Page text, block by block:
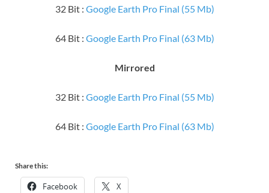
32 Bit : Google Earth Pro Final (55 Mb)
64 Bit : Google Earth Pro Final (63 Mb)
Mirrored
32 Bit : Google Earth Pro Final (55 Mb)
64 Bit : Google Earth Pro Final (63 Mb)
Share this:
Facebook X